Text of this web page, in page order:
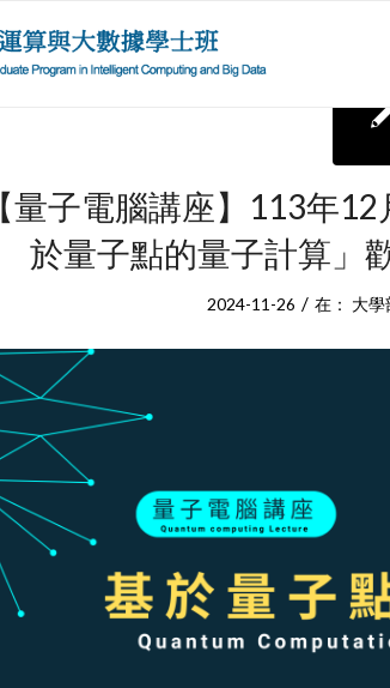
【量子電腦講座】113年
於量子點的量子計算」
2024-11-26 / 在： 大學